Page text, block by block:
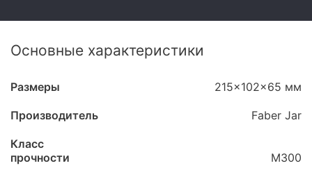
Основные характеристики
Размеры 215x102x65 мм
Производитель Faber Jar
Класс
прочности
М300